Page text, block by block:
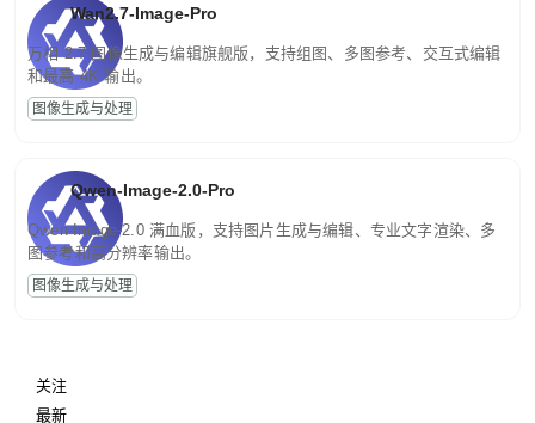
Wan2.7-Image-Pro
万相 2.7 图像生成与编辑旗舰版，支持组图、多图参考、交互式编辑
和最高 4K 输出。
图像生成与处理
Qwen-Image-2.0-Pro
Qwen-Image-2.0 满血版，支持图片生成与编辑、专业文字渲染、多
图参考和高分辨率输出。
图像生成与处理
关注
最新